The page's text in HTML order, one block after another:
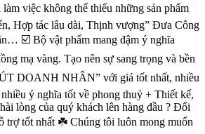
việc không thể thiếu những sản phẩm
Hợp tác lâu dài, Thịnh vượng” Đưa Công
☑️ Bộ vật phẩm mang đậm ý nghĩa
mạ vàng. Tạo nên sự sang trọng và bền
DOANH NHÂN” với giá tốt nhất, nhiều
ý nghĩa tốt về phong thuỷ + Thiết kế,
lòng của quý khách lên hàng đầu ? Đổi
trợ tốt nhất ☘️ Chúng tôi luôn mong muốn